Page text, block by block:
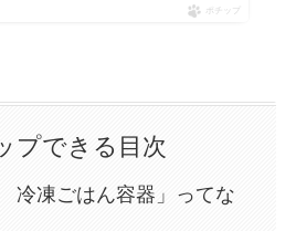
ポチップ
プできる目次
冷凍ごはん容器」ってな